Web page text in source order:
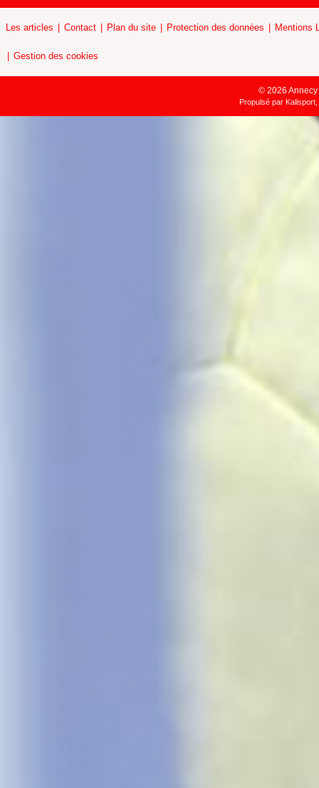
Les articles Contact Plan du site Protection des données Mentions
Gestion des cookies
© 2026
Propulsé par